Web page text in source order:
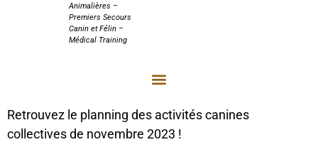
Animalières –
Premiers Secours
Canin et Félin –
Médical Training
Retrouvez le planning des activités canines
collectives de novembre 2023 !